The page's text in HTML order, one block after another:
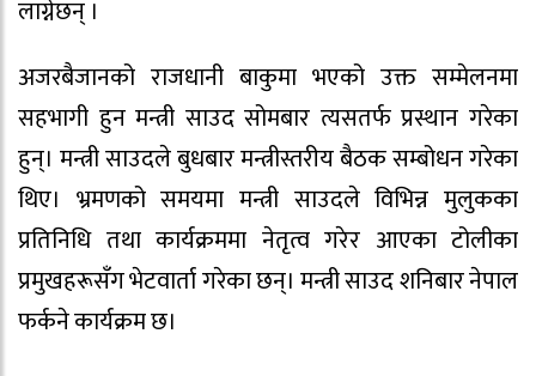
लाग्नेछन् ।
अजरबैजानको राजधानी बाकुमा भएको उक्त सम्मेलनमा
सहभागी हुन मन्त्री साउद सोमबार त्यसतर्फ प्रस्थान गरेका
हुन्। मन्त्री साउदले बुधबार मन्त्रीस्तरीय बैठक सम्बोधन गरेका
थिए। भ्रमणको समयमा मन्त्री साउदले विभिन्न मुलुकका
प्रतिनिधि तथा कार्यक्रममा नेतृत्व गरेर आएका टोलीका
प्रमुखहरूसँग भेटवार्ता गरेका छन्। मन्त्री साउद शनिबार नेपाल
फर्कने कार्यक्रम छ।